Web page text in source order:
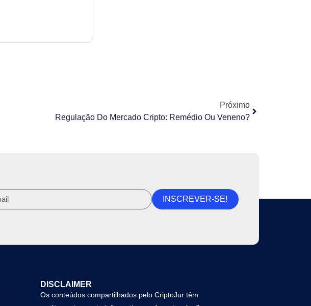
Próximo
Regulação Do Mercado Cripto: Remédio Ou Veneno?
INSCREVER-SE!
DISCLAIMER
Os conteúdos compartilhados pelo CriptoJur têm